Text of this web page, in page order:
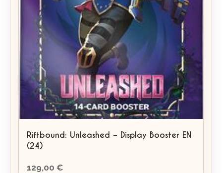
Riftbound: Unleashed – Display Booster EN
(24)
129,00 €